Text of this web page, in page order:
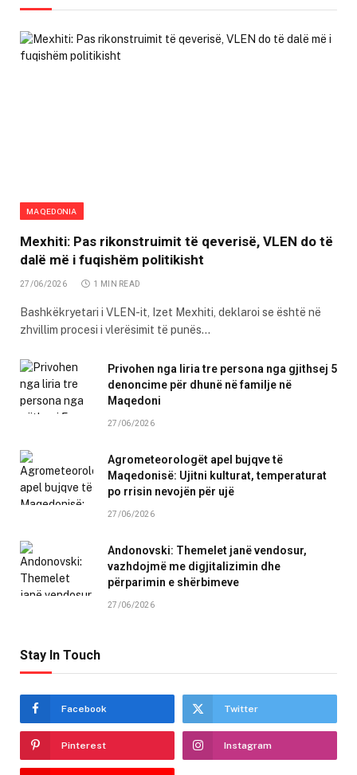
MAQEDONIA
Mexhiti: Pas rikonstruimit të qeverisë, VLEN do të
dalë më i fuqishëm politikisht
27/06/2026 1 MIN READ
Bashkëkryetari i VLEN-it, Izet Mexhiti, deklaroi se është në
zhvillim procesi i vlerësimit të punës…
Privohen nga liria tre persona nga gjithsej 5
denoncime për dhunë në familje në
Maqedoni
27/06/2026
Agrometeorologët apel bujqve të
Maqedonisë: Ujitni kulturat, temperaturat
po rrisin nevojën për ujë
27/06/2026
Andonovski: Themelet janë vendosur,
vazhdojmë me digjitalizimin dhe
përparimin e shërbimeve
27/06/2026
Stay In Touch
Facebook Twitter
Pinterest Instagram